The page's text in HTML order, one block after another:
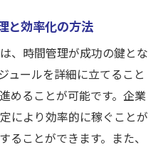
ール管理で無駄を省く
立つテクノロジーの活用
する昭島市の軽貨物運送
ための効率的な運営方法
と効率化の方法
、時間管理が成功の鍵とな
ュールを詳細に立てること
めることが可能です。企業
により効率的に稼ぐことが
ることができます。また、